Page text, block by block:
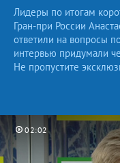
Лидеры по итогам
Гран-при России
ответили на вопросы
интервью придумали
Не пропустите
02:02